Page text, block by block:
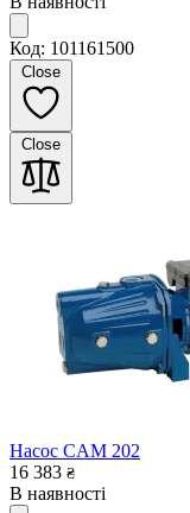
Код: 101161500
Close
Close
Насос CAM 202
16 383 ₴
В наявності